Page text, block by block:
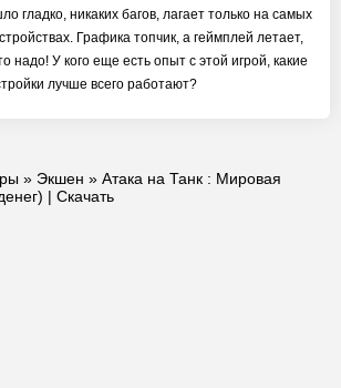
гладко, никаких багов, лагает только на самых
Графика топчик, а геймплей летает,
надо! У кого еще есть опыт с этой игрой, какие
лучше всего работают?
» Экшен » Атака на Танк : Мировая
| Скачать